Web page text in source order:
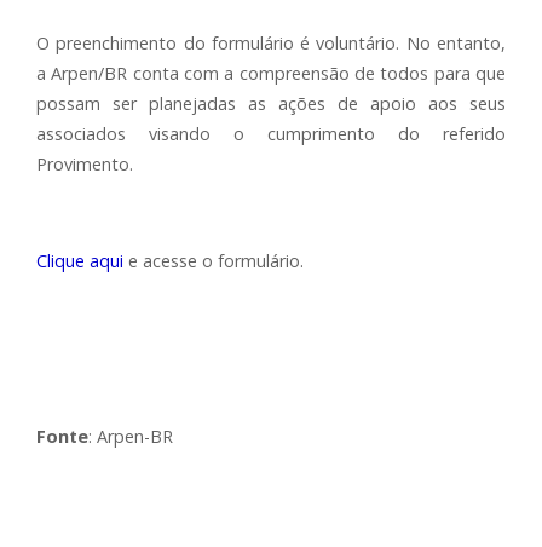
O preenchimento do formulário é voluntário. No entanto,
a Arpen/BR conta com a compreensão de todos para que
possam ser planejadas as ações de apoio aos seus
associados visando o cumprimento do referido
Provimento.
Clique aqui e acesse o formulário.
Fonte: Arpen-BR